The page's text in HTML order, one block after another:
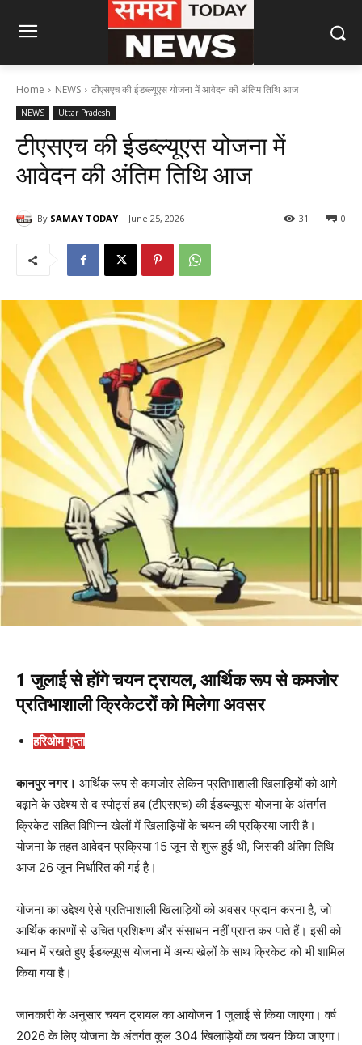
Home NEWS टीएसएच की ईडब्ल्यूएस योजना में आवेदन की अंतिम तिथि आज
NEWS Uttar Pradesh
टीएसएच की ईडब्ल्यूएस योजना में
आवेदन की अंतिम तिथि आज
By SAMAY TODAY June 25, 2026 0
31
1 जुलाई से होंगे चयन ट्रायल, आर्थिक रूप से कमजोर
प्रतिभाशाली क्रिकेटरों को मिलेगा अवसर
हरिओम गुप्ता
कानपुर नगर। आर्थिक रूप से कमजोर लेकिन प्रतिभाशाली खिलाड़ियों को आगे
बढ़ाने के उद्देश्य से द स्पोर्ट्स हब (टीएसएच) की ईडब्ल्यूएस योजना के अंतर्गत
क्रिकेट सहित विभिन्न खेलों में खिलाड़ियों के चयन की प्रक्रिया जारी है।
योजना के तहत आवेदन प्रक्रिया 15 जून से शुरू हुई थी, जिसकी अंतिम तिथि
आज 26 जून निर्धारित की गई है।
योजना का उद्देश्य ऐसे प्रतिभाशाली खिलाड़ियों को अवसर प्रदान करना है, जो
आर्थिक कारणों से उचित प्रशिक्षण और संसाधन नहीं प्राप्त कर पाते हैं। इसी को
ध्यान में रखते हुए ईडब्ल्यूएस योजना में अन्य खेलों के साथ क्रिकेट को भी शामिल
किया गया है।
जानकारी के अनुसार चयन ट्रायल का आयोजन 1 जुलाई से किया जाएगा। वर्ष
2026 के लिए योजना के अंतर्गत कुल 304 खिलाड़ियों का चयन किया जाएगा।